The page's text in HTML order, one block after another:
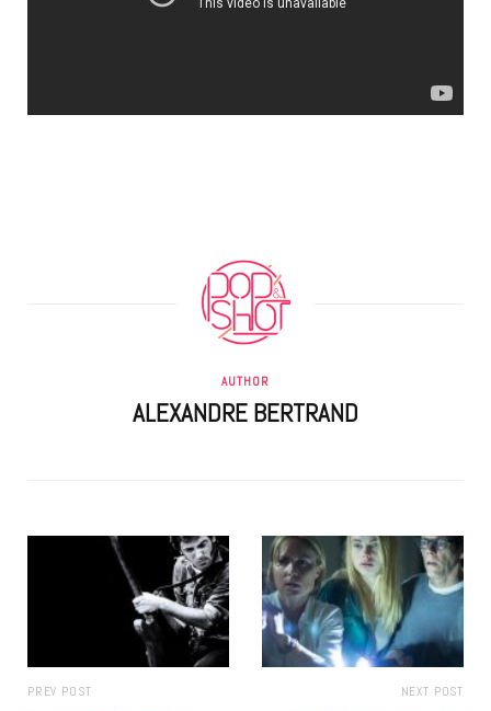
AUTHOR
ALEXANDRE BERTRAND
PREV POST NEXT POST